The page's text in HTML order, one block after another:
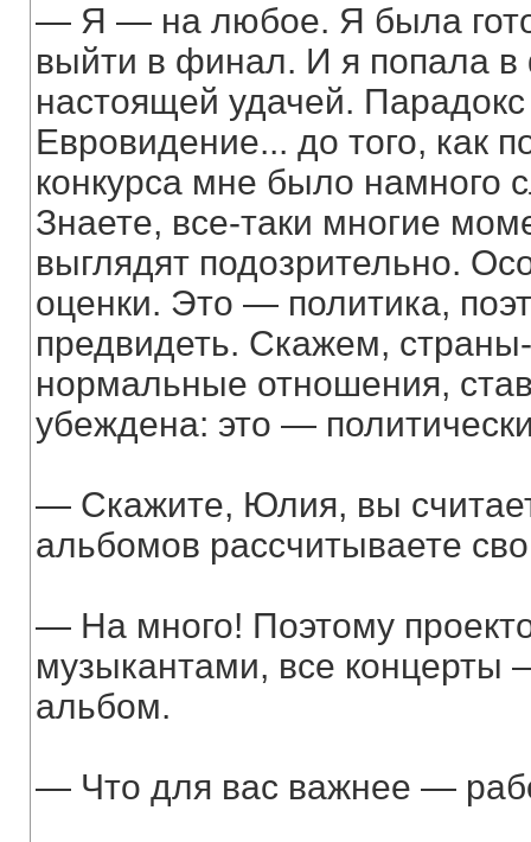
— Я — на любое. Я была
выйти в финал. И я попала
настоящей удачей.
Евровидение... до того, как
конкурса мне было намного
Знаете, все-таки многие
выглядят подозрительно.
оценки. Это — политика,
предвидеть. Скажем,
нормальные отношения,
убеждена: это —
— Скажите, Юлия, вы
альбомов рассчитываете
— На много! Поэтому
музыкантами, все концерты
альбом.
— Что для вас важнее —